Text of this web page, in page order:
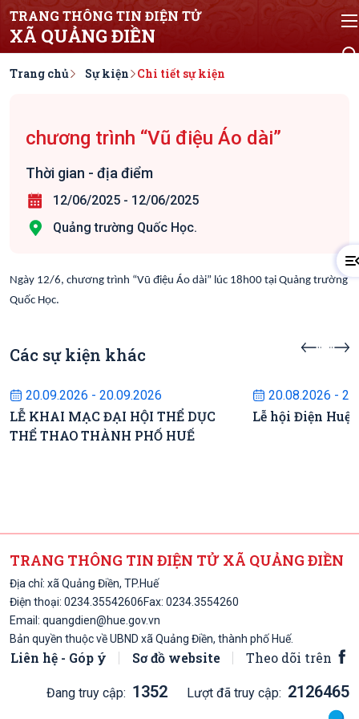
TRANG THÔNG TIN ĐIỆN TỬ
XÃ QUẢNG ĐIỀN
Trang chủ Sự kiện Chi tiết sự kiện
chương trình “Vũ điệu Áo dài”
Thời gian - địa điểm
12/06/2025 - 12/06/2025
Quảng trường Quốc Học.
Ngày 12/6, chương trình “Vũ điệu Áo dài” lúc 18h00 tại Quảng trường
Quốc Học.
Các sự kiện khác
Sự kiện sắp diễn ra
20.09.2026 - 20.09.2026
LỄ KHAI MẠC ĐẠI HỘI THỂ DỤC
THỂ THAO THÀNH PHỐ HUẾ
20.08.2026 -
Lễ hội Điện Huệ
TRANG THÔNG TIN ĐIỆN TỬ XÃ QUẢNG ĐIỀN
Địa chỉ: xã Quảng Điền, TP.Huế
Điện thoại: 0234.35542606Fax: 0234.3554260
Email: quangdien@hue.gov.vn
Bản quyền thuộc về UBND xã Quảng Điền, thành phố Huế.
Liên hệ - Góp ý Sơ đồ website Theo dõi trên
Đang truy cập: 1352 Lượt đã truy cập: 2126465